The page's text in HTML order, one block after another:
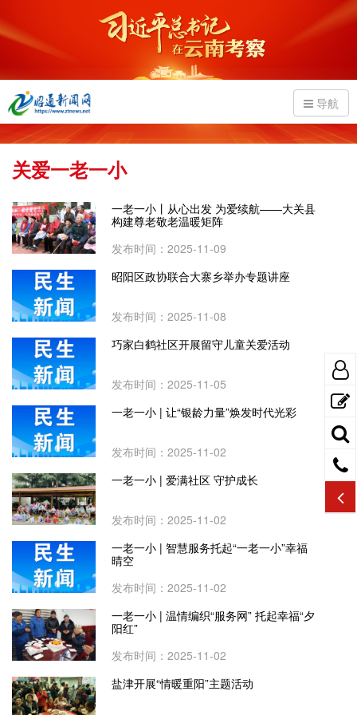
导航
关爱一老一小
一老一小丨从心出发 为爱续航——大关县
构建尊老敬老温暖矩阵
发布时间：2025-11-09
昭阳区政协联合大寨乡举办专题讲座
发布时间：2025-11-08
巧家白鹤社区开展留守儿童关爱活动
发布时间：2025-11-05
一老一小 | 让“银龄力量”焕发时代光彩
发布时间：2025-11-02
一老一小 | 爱满社区 守护成长
发布时间：2025-11-02
一老一小 | 智慧服务托起“一老一小”幸福
晴空
发布时间：2025-11-02
一老一小 | 温情编织“服务网” 托起幸福“夕
阳红”
发布时间：2025-11-02
盐津开展“情暖重阳”主题活动